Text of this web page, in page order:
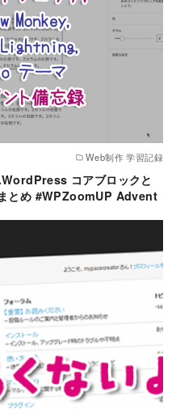
Web制作 学習記録
コアブロックと
とめ #WPZoomUP Advent